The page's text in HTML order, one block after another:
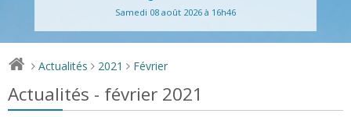
Samedi 08 août 2026 à 16h46
> Actualités > 2021 > Février
Actualités - février 2021